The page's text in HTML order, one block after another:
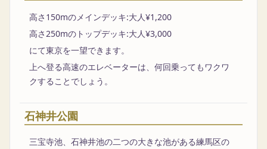
高さ150mのメインデッキ:大人¥1,200
高さ250mのトップデッキ:大人¥3,000
にて東京を一望できます。
上へ登る高速のエレベーターは、何回乗ってもワクワ
クすることでしょう。
石神井公園
三宝寺池、石神井池の二つの大きな池がある練馬区の